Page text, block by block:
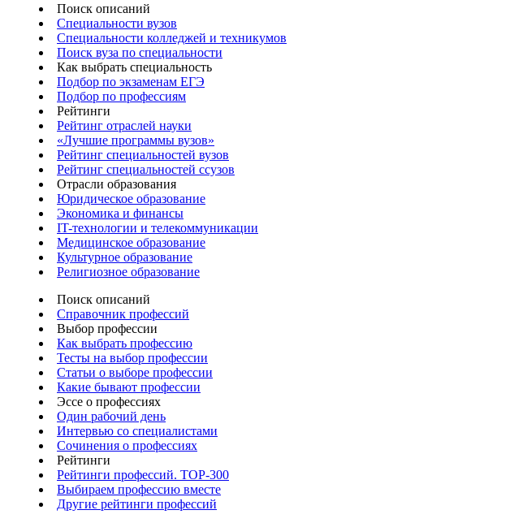
Поиск описаний
Специальности вузов
Специальности колледжей и техникумов
Поиск вуза по специальности
Как выбрать специальность
Подбор по экзаменам ЕГЭ
Подбор по профессиям
Рейтинги
Рейтинг отраслей науки
«Лучшие программы вузов»
Рейтинг специальностей вузов
Рейтинг специальностей ссузов
Отрасли образования
Юридическое образование
Экономика и финансы
IT-технологии и телекоммуникации
Медицинское образование
Культурное образование
Религиозное образование
Поиск описаний
Справочник профессий
Выбор профессии
Как выбрать профессию
Тесты на выбор профессии
Статьи о выборе профессии
Какие бывают профессии
Эссе о профессиях
Один рабочий день
Интервью со специалистами
Сочинения о профессиях
Рейтинги
Рейтинги профессий. TOP-300
Выбираем профессию вместе
Другие рейтинги профессий